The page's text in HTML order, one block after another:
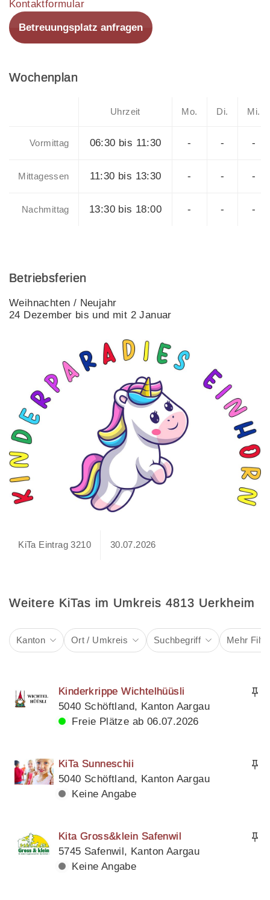
Kontaktformular
Betreuungsplatz anfragen
Wochenplan
Uhrzeit Mo. Di. Mi.
Vormittag 06:30 bis 11:30 - - -
Mittagessen 11:30 bis 13:30 - - -
Nachmittag 13:30 bis 18:00 - - -
Betriebsferien
Weihnachten / Neujahr
24 Dezember bis und mit 2 Januar
KiTa Eintrag 3210 30.07.2026
Weitere KiTas im Umkreis 4813 Uerkheim
Kanton Ort / Umkreis Suchbegriff Mehr
Kinderkrippe Wichtelhüüsli
5040 Schöftland, Kanton Aargau
Freie Plätze ab 06.07.2026
KiTa Sunneschii
5040 Schöftland, Kanton Aargau
Keine Angabe
Kita Gross&klein Safenwil
5745 Safenwil, Kanton Aargau
Keine Angabe